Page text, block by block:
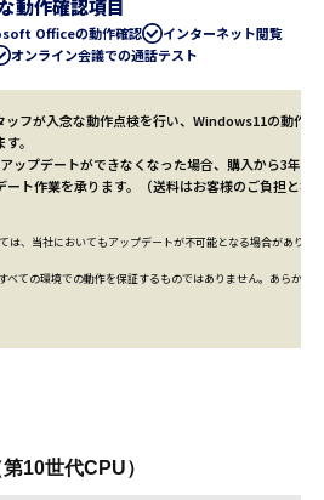
動作確認項目
Officeの動作確認
インターネット閲覧
オンライン会議での通話テスト
ッフが入念な動作点検を行い、Windows11の動作に
。
ップデートができなくなった場合、購入から3年以
ート作業を承ります。（送料はお客様のご負担とな
は、当社においてもアップデートが不可能となる場合がありま
ての環境での動作を保証するものではありません。あらかじめ
10世代CPU）